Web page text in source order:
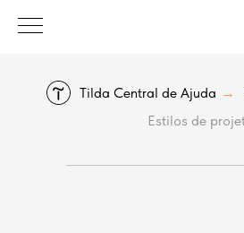
Tilda Central de Ajuda →
Estilos de